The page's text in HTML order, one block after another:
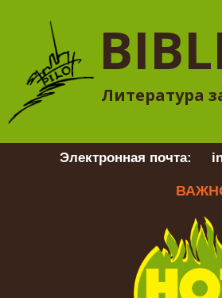
Литература
Электронная почта: